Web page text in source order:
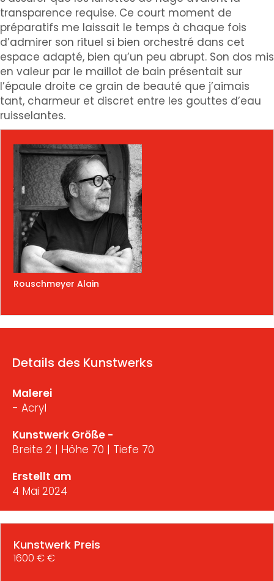
transparence requise. Ce court moment de
préparatifs me laissait le temps à chaque fois
d’admirer son rituel si bien orchestré dans cet
espace adapté, bien qu’un peu abrupt. Son dos mis
en valeur par le maillot de bain présentait sur
l’épaule droite ce grain de beauté que j’aimais
tant, charmeur et discret entre les gouttes d’eau
ruisselantes.
Rouschmeyer Alain
Details des Kunstwerks
Malerei
- Acryl
Kunstwerk Größe -
Breite 2 | Höhe 70 | Tiefe 70
Erstellt am
4 Mai 2024
Kunstwerk Preis
1600 € €